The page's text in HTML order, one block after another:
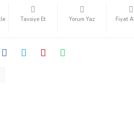
Tavsiye Et Yorum Yaz Fiyat